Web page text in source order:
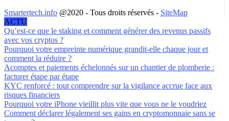
Smartertech.info @2020 - Tous droits réservés - SiteMap
ACTU
Qu’est-ce que le staking et comment générer des revenus passifs
avec vos cryptos ?
Pourquoi votre empreinte numérique grandit-elle chaque jour et
comment la réduire ?
Acomptes et paiements échelonnés sur un chantier de plomberie :
facturer étape par étape
KYC renforcé : tout comprendre sur la vigilance accrue face aux
risques financiers
Pourquoi votre iPhone vieillit plus vite que vous ne le voudriez
Comment déclarer légalement ses gains en cryptomonnaie sans se